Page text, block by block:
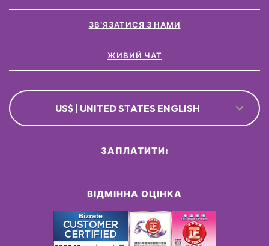
ЗВ'ЯЗАТИСЯ З НАМИ
ЖИВИЙ ЧАТ
US$ | UNITED STATES ENGLISH
ВІДМІННА ОЦІНКА
ЗАПЛАТИТИ: